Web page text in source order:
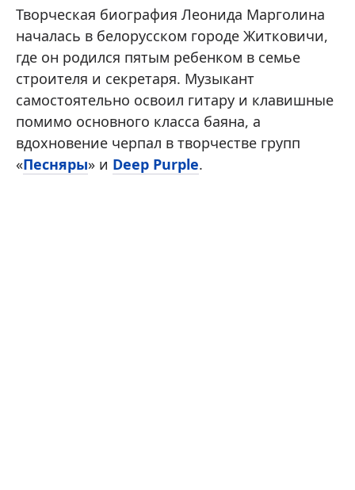
Творческая биография Леонида Марголина
началась в белорусском городе Житковичи,
где он родился пятым ребенком в семье
строителя и секретаря. Музыкант
самостоятельно освоил гитару и клавишные
помимо основного класса баяна, а
вдохновение черпал в творчестве групп
«Песняры» и Deep Purple.